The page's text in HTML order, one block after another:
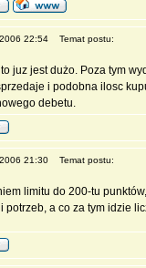
22:54 Temat postu:
juz jest dużo. Poza tym
i podobna ilosc
debetu.
21:30 Temat postu:
limitu do 200-tu
potrzeb, a co za tym idzie